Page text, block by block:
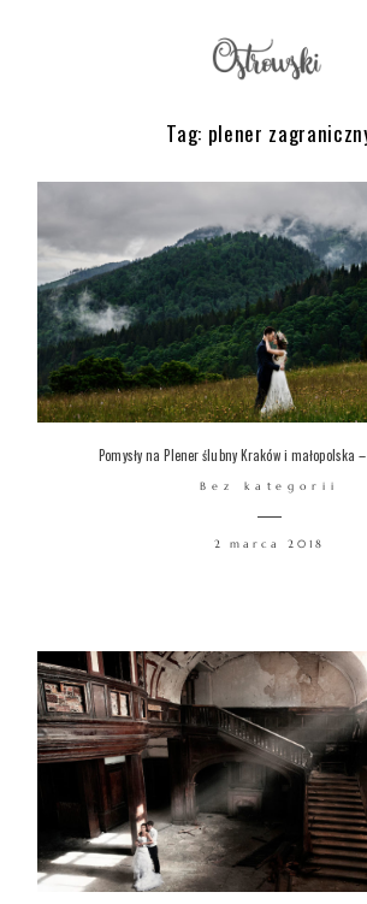
Tag: plener
Pomysły na Plener ślubny Kraków i małopolska
Bez kategorii
2 marca 2018
HISTORIE
PORTFOLIO
O MNIE
KONTAKT
© COPYRIGHT ŁUKASZ